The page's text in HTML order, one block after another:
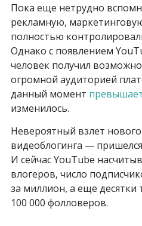
Пока еще нетрудно
рекламную,
полностью
Однако с появлением
человек получил
огромной аудиторией
данный момент
изменилось.
Невероятный взлет
видеоблогинга —
И сейчас YouTube
влогеров, число
за миллион, а еще десятки
100 000 фолловеров.